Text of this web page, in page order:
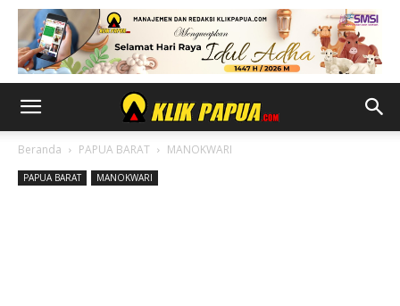
Beranda PAPUA BARAT MANOKWARI
PAPUA BARAT MANOKWARI